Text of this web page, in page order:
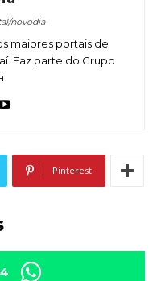
novodia
maiores portais de
Faz parte do Grupo
Pinterest